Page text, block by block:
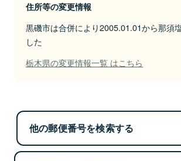
住所等の変更情報
黒磯市は合併により2005.01.01から那須
した
栃木県の変更情報一覧 はこちら
他の郵便番号を検索する